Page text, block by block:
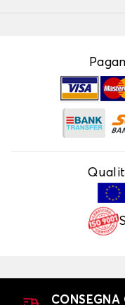
CONSEGNA